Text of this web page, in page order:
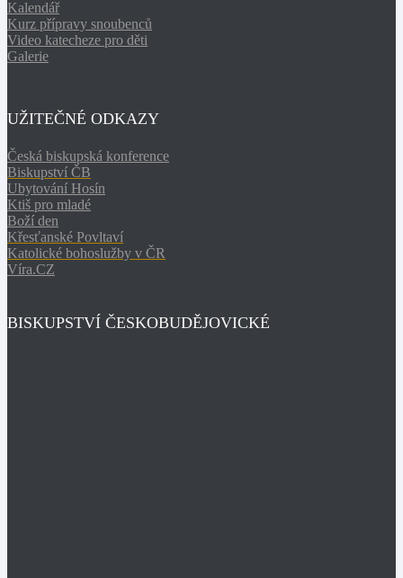
Kalendář
Kurz přípravy snoubenců
Video katecheze pro děti
Galerie
UŽITEČNÉ ODKAZY
Česká biskupská konference
Biskupství ČB
Ubytování Hosín
Ktiš pro mladé
Boží den
Křesťanské Povltaví
Katolické bohoslužby v ČR
Víra.CZ
BISKUPSTVÍ ČESKOBUDĚJOVICKÉ